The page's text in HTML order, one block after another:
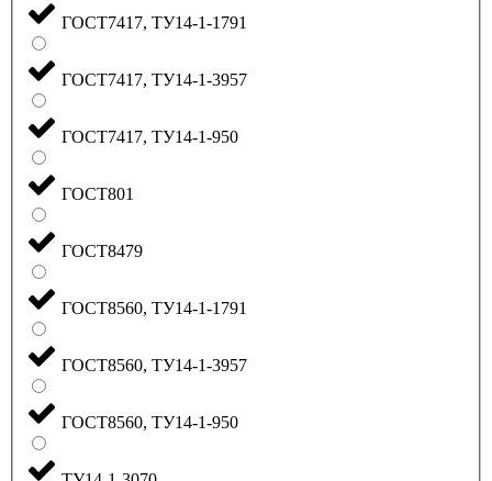
ГОСТ7417, ТУ14-1-1791
ГОСТ7417, ТУ14-1-3957
ГОСТ7417, ТУ14-1-950
ГОСТ801
ГОСТ8479
ГОСТ8560, ТУ14-1-1791
ГОСТ8560, ТУ14-1-3957
ГОСТ8560, ТУ14-1-950